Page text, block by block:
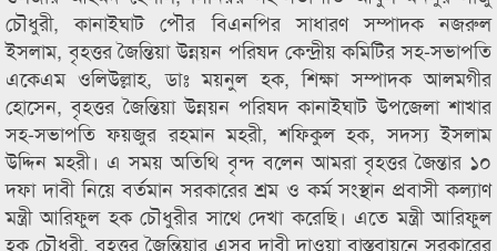
চৌধুরী, কানাইঘাট পৌর বিএনপির সাধারণ সম্পাদক নজরুল
ইসলাম, বৃহত্তর জৈন্তিয়া উন্নয়ন পরিষদ কেন্দ্রীয় কমিটির সহ-সভাপতি
একেএম ওলিউল্লাহ, ডাঃ ময়নুল হক, শিক্ষা সম্পাদক আলমগীর
হোসেন, বৃহত্তর জৈন্তিয়া উন্নয়ন পরিষদ কানাইঘাট উপজেলা শাখার
সহ-সভাপতি ফয়জুর রহমান মহরী, শফিকুল হক, সদস্য ইসলাম
উদ্দিন মহরী। এ সময় অতিথি বৃন্দ বলেন আমরা বৃহত্তর জৈন্তার ১০
দফা দাবী নিয়ে বর্তমান সরকারের শ্রম ও কর্ম সংস্থান প্রবাসী কল্যাণ
মন্ত্রী আরিফুল হক চৌধুরীর সাথে দেখা করেছি। এতে মন্ত্রী আরিফুল
হক চৌধুরী, বৃহত্তর জৈন্তিয়ার এসব দাবী দাওয়া বাস্তবায়নে সরকারের